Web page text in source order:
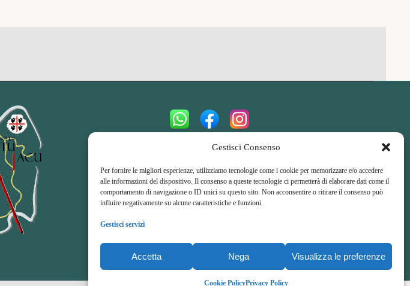
Gestisci Consenso
Per fornire le migliori esperienze, utilizziamo tecnologie come i cookie per memorizzare e/o accedere
alle informazioni del dispositivo. Il consenso a queste tecnologie ci permetterà di elaborare dati come il
comportamento di navigazione o ID unici su questo sito. Non acconsentire o ritirare il consenso può
influire negativamente su alcune caratteristiche e funzioni.
Gestisci servizi
Accetta Nega Visualizza le preferenze
Cookie PolicyPrivacy Policy
Amici del Cammino di Santu Jacu
A ssociazione di Promozione ociale